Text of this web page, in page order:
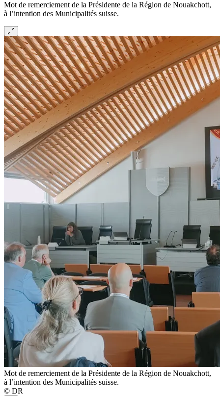
Mot de remerciement de la Présidente de la Région de Nouakchott,
à l’intention des Municipalités suisse.
Mot de remerciement de la Présidente de la Région de Nouakchott,
à l’intention des Municipalités suisse.
© DR